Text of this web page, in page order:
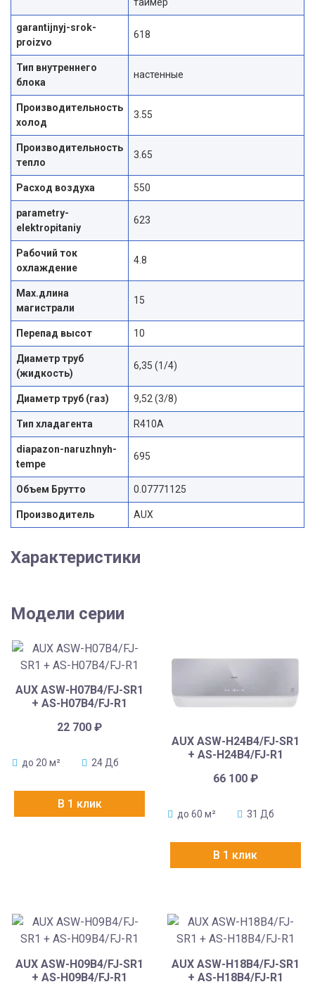
garantijnyj-srok-
proizvo
618
Тип внутреннего
блока
настенные
Производительность
холод
3.55
Производительность
тепло
3.65
Расход воздуха 550
parametry-
elektropitaniy
623
Рабочий ток
охлаждение
4.8
Max.длина
магистрали
15
Перепад высот 10
Диаметр труб
(жидкость)
6,35 (1/4)
Диаметр труб (газ) 9,52 (3/8)
Тип хладагента R410A
diapazon-naruzhnyh-
tempe
695
Объем Брутто 0.07771125
Производитель AUX
Характеристики
Модели серии
AUX ASW-H07B4/FJ-SR1
+ AS-H07B4/FJ-R1
22 700₽
до 20 м² 24 Дб
В 1 клик
AUX ASW-H24B4/FJ-SR1
+ AS-H24B4/FJ-R1
66 100 ₽
до 60 м² 31 Дб
В 1 клик
AUX ASW-H09B4/FJ-SR1
+ AS-H09B4/FJ-R1
AUX ASW-H18B4/FJ-SR1
+ AS-H18B4/FJ-R1